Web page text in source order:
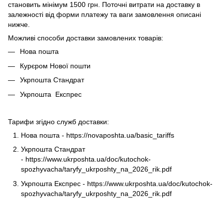
становить мінімум 1500 грн. Поточні витрати на доставку в
залежності від форми платежу та ваги замовлення описані
нижче.
Можливі способи доставки замовлених товарів:
Нова пошта
Курєром Нової пошти
Укрпошта Стандрат
Укрпошта Експрес
Тарифи згідно служб доставки:
Нова пошта - https://novaposhta.ua/basic_tariffs
Укрпошта Стандрат
- https://www.ukrposhta.ua/doc/kutochok-
spozhyvacha/taryfy_ukrposhty_na_2026_rik.pdf
Укрпошта Експрес - https://www.ukrposhta.ua/doc/kutochok-
spozhyvacha/taryfy_ukrposhty_na_2026_rik.pdf